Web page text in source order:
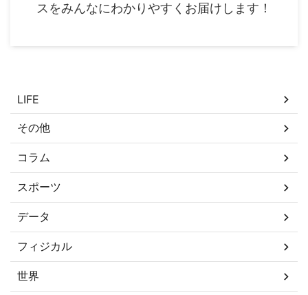
スをみんなにわかりやすくお届けします！
LIFE
その他
コラム
スポーツ
データ
フィジカル
世界